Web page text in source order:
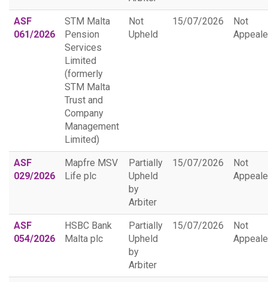
ASF
061/2026
STM Malta
Pension
Services
Limited
(formerly
STM Malta
Trust and
Company
Management
Limited)
Not
Upheld
15/07/2026
Not
ASF
029/2026
Mapfre MSV
Life plc
Partially
Upheld
by
Arbiter
15/07/2026
Not
ASF
054/2026
HSBC Bank
Malta plc
Partially
Upheld
by
Arbiter
15/07/2026
Not